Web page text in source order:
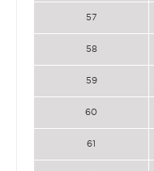
57
58
59
60
61